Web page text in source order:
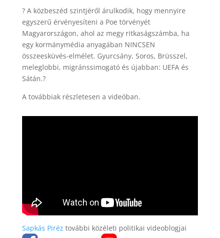
? A közbeszéd szintjéről árulkodik, hogy mennyire
egyszerű érvényesíteni a Poe törvényét
Magyarországon, ahol az megy ritkaságszámba, ha
egy kormánymédia anyagában NINCSEN
összeesküvés-elmélet. Gyurcsány, Soros, Brüsszel,
meleglobbi, migránssimogató és újabban: UEFA és
Sátán.?
A továbbiak részletesen a videóban.
Sapkás Piréz további közéleti politikai videoblogjai